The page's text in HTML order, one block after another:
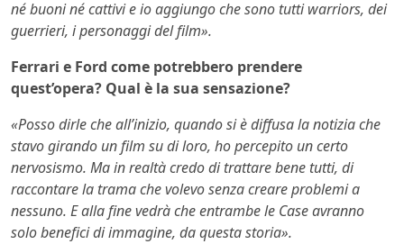
né buoni né cattivi e io aggiungo che sono tutti warriors, dei
guerrieri, i personaggi del film».
Ferrari e Ford come potrebbero prendere
quest’opera? Qual è la sua sensazione?
«Posso dirle che all’inizio, quando si è diffusa la notizia che
stavo girando un film su di loro, ho percepito un certo
nervosismo. Ma in realtà credo di trattare bene tutti, di
raccontare la trama che volevo senza creare problemi a
nessuno. E alla fine vedrà che entrambe le Case avranno
solo benefici di immagine, da questa storia».